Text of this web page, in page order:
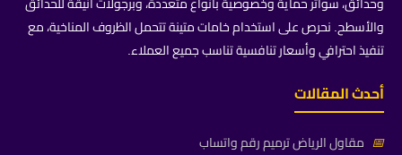
والأسطح. نحرص على استخدام خامات متينة تتحمل الظروف المناخية، مع
تنفيذ احترافي وأسعار تنافسية تناسب جميع العملاء.
أحدث المقالات
📅 مقاول الرياض ترميم رقم واتساب